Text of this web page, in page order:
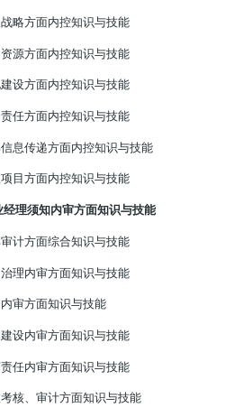
略方面内控知识与技能
源方面内控知识与技能
设方面内控知识与技能
任方面内控知识与技能
息传递方面内控知识与技能
目方面内控知识与技能
经理须知内审方面知识与技能
计方面综合知识与技能
理内审方面知识与技能
审方面知识与技能
设内审方面知识与技能
任内审方面知识与技能
核、审计方面知识与技能